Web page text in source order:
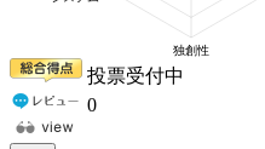
投票受付中
0